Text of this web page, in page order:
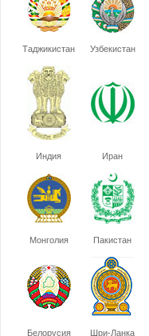
Таджикистан Узбекистан
Индия Иран
Монголия Пакистан
Белорусия Шри-Ланка